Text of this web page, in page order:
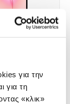
για την
για τη
«κλικ»